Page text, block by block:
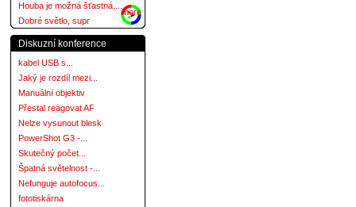
Houba je možná šťastná,...
Dobré světlo, supr
more
Diskuzní konference
kabel USB s...
Jaký je rozdíl mezi...
Manuální objektiv
Přestal reagovat AF
Nelze vysunout blesk
PowerShot G3 -...
Skutečný počet...
Špatná světelnost -...
Nefunguje autofocus...
fototiskárna